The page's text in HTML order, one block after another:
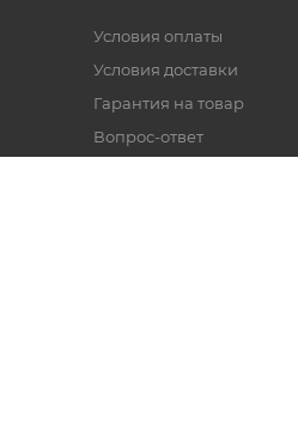
Условия оплаты
Условия доставки
Гарантия на товар
Вопрос-ответ